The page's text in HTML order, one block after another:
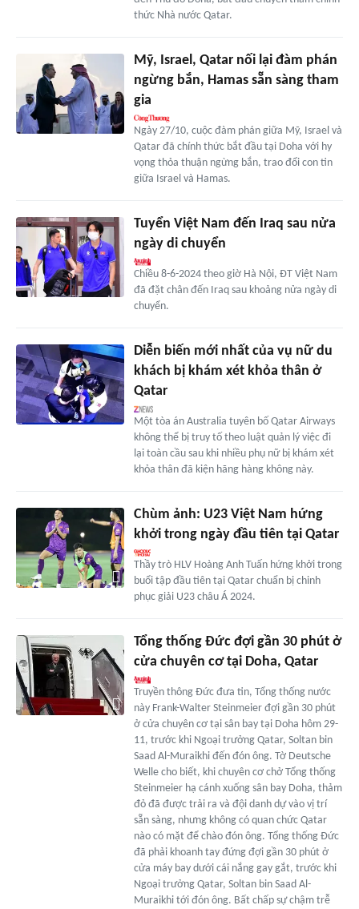
thức Nhà nước Qatar.
Mỹ, Israel, Qatar nối lại đàm phán
ngừng bắn, Hamas sẵn sàng tham
gia
Ngày 27/10, cuộc đàm phán giữa Mỹ, Israel và
Qatar đã chính thức bắt đầu tại Doha với hy
vọng thỏa thuận ngừng bắn, trao đổi con tin
giữa Israel và Hamas.
Tuyển Việt Nam đến Iraq sau nửa
ngày di chuyển
Chiều 8-6-2024 theo giờ Hà Nội, ĐT Việt Nam
đã đặt chân đến Iraq sau khoảng nửa ngày di
chuyển.
Diễn biến mới nhất của vụ nữ du
khách bị khám xét khỏa thân ở
Qatar
Một tòa án Australia tuyên bố Qatar Airways
không thể bị truy tố theo luật quản lý việc đi
lại toàn cầu sau khi nhiều phụ nữ bị khám xét
khỏa thân đã kiện hãng hàng không này.
Chùm ảnh: U23 Việt Nam hứng
khởi trong ngày đầu tiên tại Qatar
Thầy trò HLV Hoàng Anh Tuấn hứng khởi trong
buổi tập đầu tiên tại Qatar chuẩn bị chinh
phục giải U23 châu Á 2024.
Tổng thống Đức đợi gần 30 phút ở
cửa chuyên cơ tại Doha, Qatar
Truyền thông Đức đưa tin, Tổng thống nước
này Frank-Walter Steinmeier đợi gần 30 phút
ở cửa chuyên cơ tại sân bay tại Doha hôm 29-
11, trước khi Ngoại trưởng Qatar, Soltan bin
Saad Al-Muraikhi đến đón ông. Tờ Deutsche
Welle cho biết, khi chuyên cơ chở Tổng thống
Steinmeier hạ cánh xuống sân bay Doha, thảm
đỏ đã được trải ra và đội danh dự vào vị trí
sẵn sàng, nhưng không có quan chức Qatar
nào có mặt để chào đón ông. Tổng thống Đức
đã phải khoanh tay đứng đợi gần 30 phút ở
cửa máy bay dưới cái nắng gay gắt, trước khi
Ngoại trưởng Qatar, Soltan bin Saad Al-
Muraikhi tới đón ông. Bất chấp sự chậm trễ